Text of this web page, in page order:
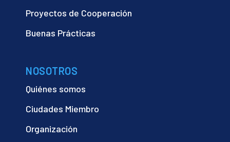
Proyectos de Cooperación
Buenas Prácticas
NOSOTROS
Quiénes somos
Ciudades Miembro
Organización